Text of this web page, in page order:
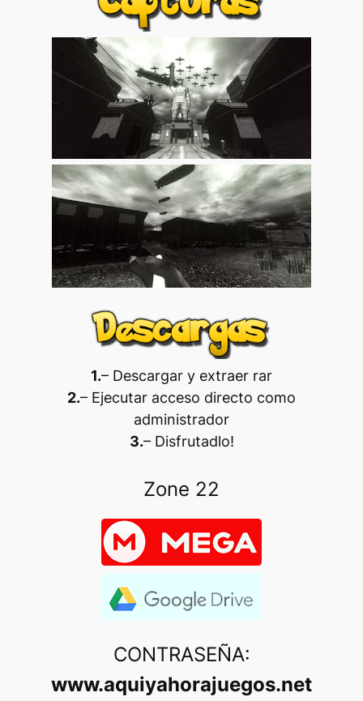
1.– Descargar y extraer rar
2.– Ejecutar acceso directo como
administrador
3.– Disfrutadlo!
Zone 22
CONTRASEÑA:
www.aquiyahorajuegos.net